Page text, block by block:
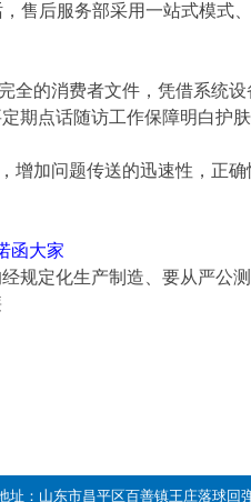
售后服务部采用一站式模式
全的消费者文件，凭借系统
期点话随访工作保障明白护
增加问题传送的迅速性，正
函大家
规定化生产制造、要从严公
：山东市昌平区百善镇王庄落球回